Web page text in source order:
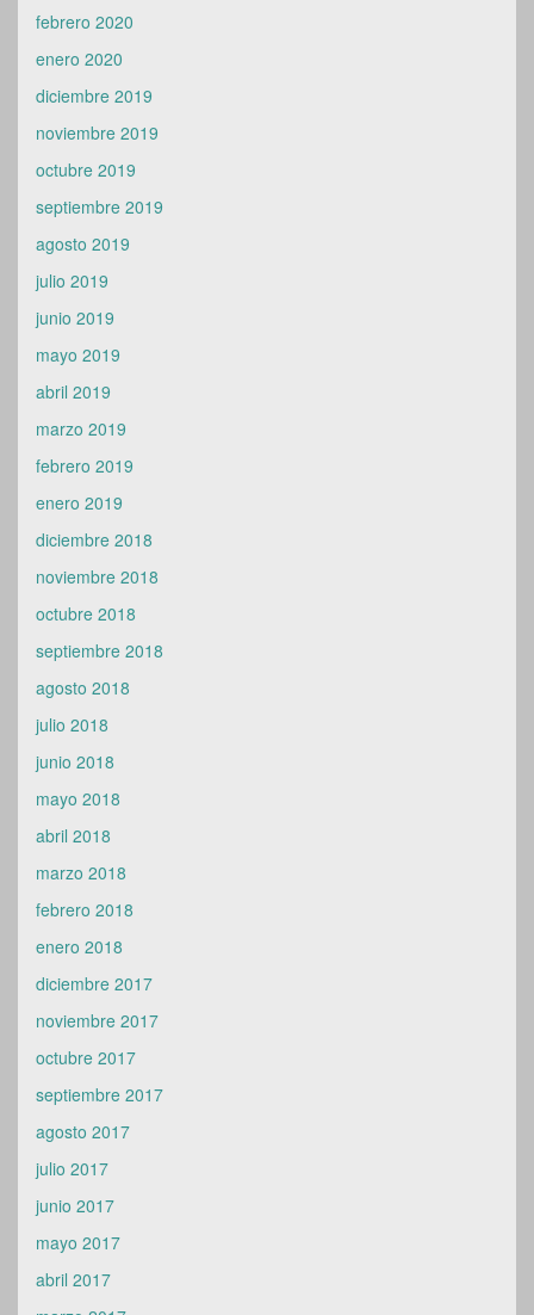
febrero 2020
enero 2020
diciembre 2019
noviembre 2019
octubre 2019
septiembre 2019
agosto 2019
julio 2019
junio 2019
mayo 2019
abril 2019
marzo 2019
febrero 2019
enero 2019
diciembre 2018
noviembre 2018
octubre 2018
septiembre 2018
agosto 2018
julio 2018
junio 2018
mayo 2018
abril 2018
marzo 2018
febrero 2018
enero 2018
diciembre 2017
noviembre 2017
octubre 2017
septiembre 2017
agosto 2017
julio 2017
junio 2017
mayo 2017
abril 2017